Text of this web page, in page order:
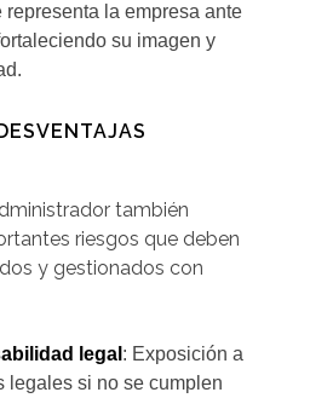
representa la empresa ante
su imagen y
también
riesgos que deben
y gestionados con
legal : Exposición a
legales si no se cumplen